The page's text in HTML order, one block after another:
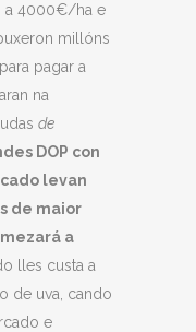
a 4000€/ha e
millóns
pagar a
na
de
DOP con
levan
de maior
a
lles custa a
de uva, cando
e